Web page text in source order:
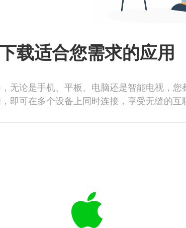
载适合您需求的应用
无论是手机、平板、电脑还是智能电视，您
即可在多个设备上同时连接，享受无缝的互